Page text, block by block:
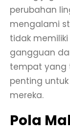
perubahan
mengalami
tidak
gangguan
tempat yang
penting
mereka.
Pola